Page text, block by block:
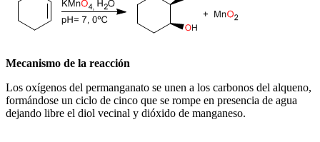
Mecanismo de la reacción
Los oxígenos del permanganato se unen a los carbonos del alqueno,
formándose un ciclo de cinco que se rompe en presencia de agua
dejando libre el diol vecinal y dióxido de manganeso.